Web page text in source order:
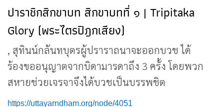
ปาราชิกสิกขาบท สิกขาบทที่ ๑ | Tripitaka
Glory (พระไตรปิฎกเสียง)
, สุทินน์กลันทบุตรผู้ปราราถนาจะออกบวช ​ได้
ร้องขออนุญาตจากบิดามารดาถึง 3 ครั้ง โดยพวก
สหายช่วยเจรจาจึงได้บวชเป็นบรรพชิต
https://uttayarndham.org/node/4051